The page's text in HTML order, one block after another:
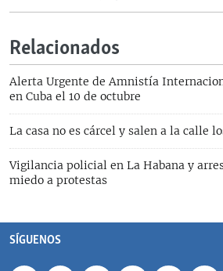
Relacionados
Alerta Urgente de Amnistía
en Cuba el 10 de octubre
La casa no es cárcel y salen a la calle
Vigilancia policial en La Habana y
miedo a protestas
SÍGUENOS